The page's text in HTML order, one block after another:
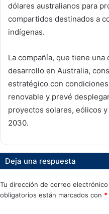
dólares australianos para
compartidos destinados a
indígenas.
La compañía, que tiene
desarrollo en Australia,
estratégico con
renovable y prevé
proyectos solares, eólicos
2030.
Deja una respuesta
Tu dirección de correo
obligatorios están marcados con *